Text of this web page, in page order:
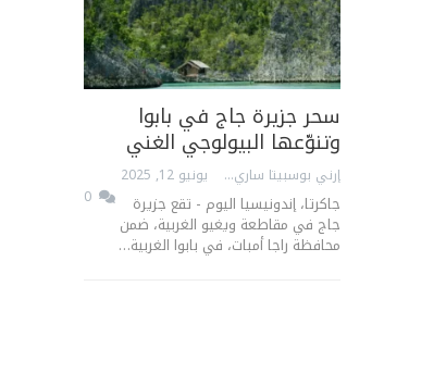
سحر جزيرة جاج في بابوا
وتنوّعها البيولوجي الغني
إرني بوسبيتا ساري
يونيو 12, 2025
جاكرتا، إندونيسيا اليوم - تقع جزيرة
جاج في مقاطعة ويغيو الغربية، ضمن
محافظة راجا أمبات، في بابوا الغربية…